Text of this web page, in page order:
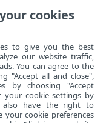
ามิเตอร์cookies
to give you the best
our website traffic,
You can agree to the
"Accept all and close",
by choosing "Accept
your cookie settings by
also have the right to
cookie preferences